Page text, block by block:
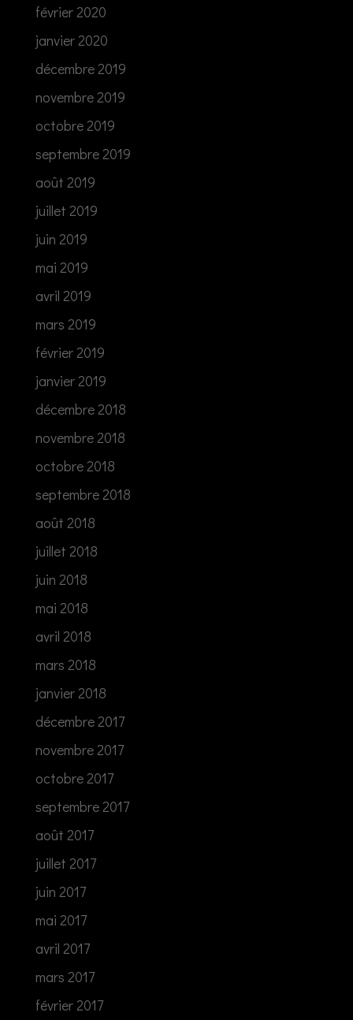
février 2020
janvier 2020
décembre 2019
novembre 2019
octobre 2019
septembre 2019
août 2019
juillet 2019
juin 2019
mai 2019
avril 2019
mars 2019
février 2019
janvier 2019
décembre 2018
novembre 2018
octobre 2018
septembre 2018
août 2018
juillet 2018
juin 2018
mai 2018
avril 2018
mars 2018
janvier 2018
décembre 2017
novembre 2017
octobre 2017
septembre 2017
août 2017
juillet 2017
juin 2017
mai 2017
avril 2017
mars 2017
février 2017